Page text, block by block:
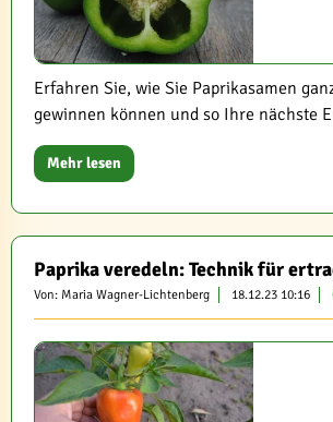
Erfahren Sie, wie Sie Paprikasamen
gewinnen können und so Ihre nächste
Mehr lesen
Paprika veredeln: Technik für
Von: Maria Wagner-Lichtenberg 18.12.23 10:16